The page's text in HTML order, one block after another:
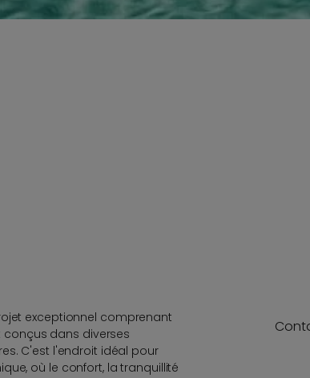
exceptionnel comprenant
dans diverses
C'est l'endroit idéal pour
où le confort, la tranquillité